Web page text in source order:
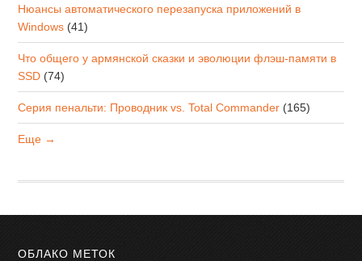
Нюансы автоматического перезапуска приложений в
Windows (41)
Что общего у армянской сказки и эволюции флэш-памяти в
SSD (74)
Серия пенальти: Проводник vs. Total Commander (165)
Еще →
ОБЛАКО МЕТОК